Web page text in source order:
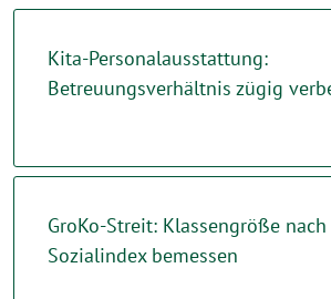
Kita-Personalausstattung:
Betreuungsverhältnis zügig
GroKo-Streit: Klassengröße
Sozialindex bemessen